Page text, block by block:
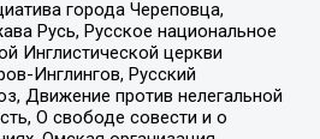
города Череповца,
Русь, Русское национальное
Инглистической церкви
Инглингов, Русский
Движение против нелегальной
О свободе совести и о